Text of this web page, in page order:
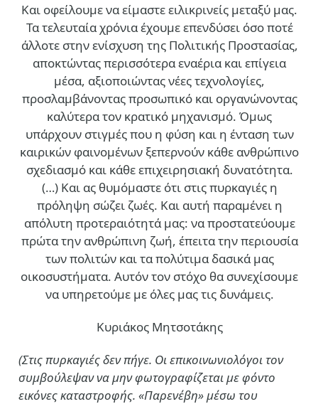
Και οφείλουμε να είμαστε ειλικρινείς μεταξύ μας.
Τα τελευταία χρόνια έχουμε επενδύσει όσο ποτέ
άλλοτε στην ενίσχυση της Πολιτικής Προστασίας,
αποκτώντας περισσότερα εναέρια και επίγεια
μέσα, αξιοποιώντας νέες τεχνολογίες,
προσλαμβάνοντας προσωπικό και οργανώνοντας
καλύτερα τον κρατικό μηχανισμό. Όμως
υπάρχουν στιγμές που η φύση και η ένταση των
καιρικών φαινομένων ξεπερνούν κάθε ανθρώπινο
σχεδιασμό και κάθε επιχειρησιακή δυνατότητα.
(…) Και ας θυμόμαστε ότι στις πυρκαγιές η
πρόληψη σώζει ζωές. Και αυτή παραμένει η
απόλυτη προτεραιότητά μας: να προστατεύουμε
πρώτα την ανθρώπινη ζωή, έπειτα την περιουσία
των πολιτών και τα πολύτιμα δασικά μας
οικοσυστήματα. Αυτόν τον στόχο θα συνεχίσουμε
να υπηρετούμε με όλες μας τις δυνάμεις.
Κυριάκος Μητσοτάκης
(Στις πυρκαγιές δεν πήγε. Οι επικοινωνιολόγοι τον
συμβούλεψαν να μην φωτογραφίζεται με φόντο
εικόνες καταστροφής. «Παρενέβη» μέσω του